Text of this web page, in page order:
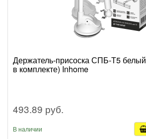
Держатель-присоска СПБ-Т5
в комплекте) Inhome
493.89 руб.
В наличии